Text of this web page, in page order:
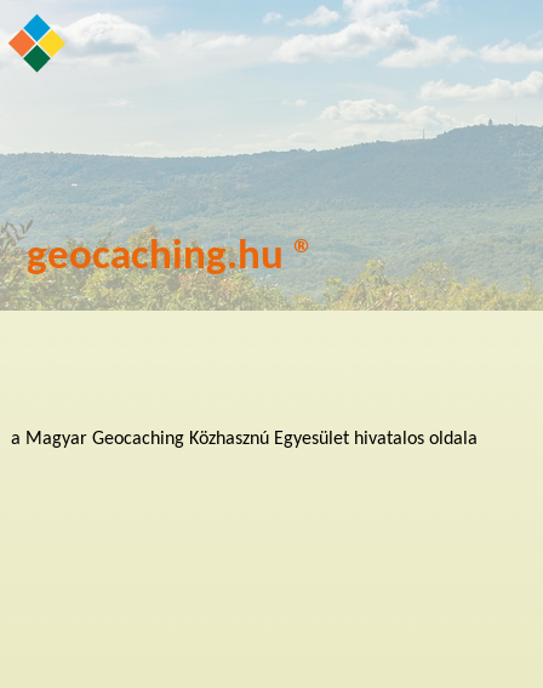
geocaching.hu ®
a Magyar Geocaching Közhasznú Egyesület hivatalos oldala